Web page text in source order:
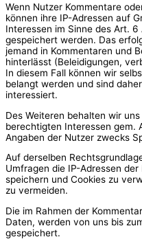
Wenn Nutzer Kommentare
können ihre IP-Adressen auf
Interessen im Sinne des Art. 6
gespeichert werden. Das
jemand in Kommentaren und
hinterlässt (Beleidigungen,
In diesem Fall können wir
belangt werden und sind
interessiert.
Des Weiteren behalten wir
berechtigten Interessen gem.
Angaben der Nutzer zwecks
Auf derselben
Umfragen die IP-Adressen
speichern und Cookies zu
zu vermeiden.
Die im Rahmen der
Daten, werden von uns bis
gespeichert.